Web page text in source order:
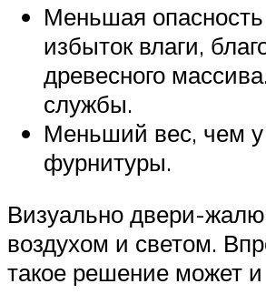
Меньшая
избыток влаги,
древесного
службы.
Меньший вес, чем у
фурнитуры.
Визуально двери-
воздухом и светом.
такое решение может